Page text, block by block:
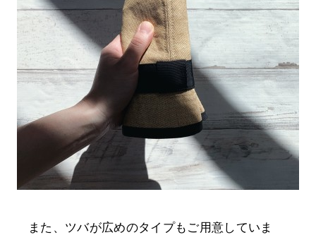
また、ツバが広めのタイプもご用意していま